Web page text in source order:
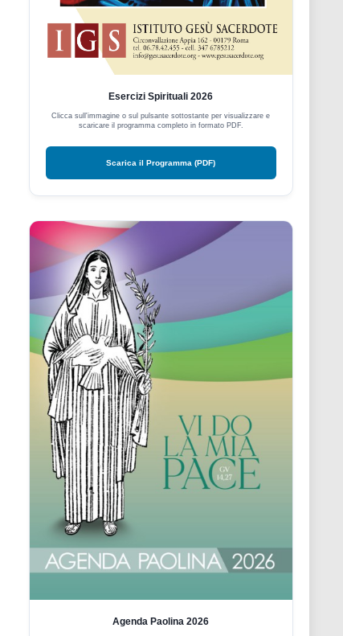
Esercizi Spirituali 2026
Clicca sull'immagine o sul pulsante sottostante per visualizzare e
scaricare il programma completo in formato PDF.
Scarica il Programma (PDF)
Agenda Paolina 2026